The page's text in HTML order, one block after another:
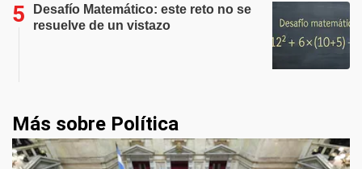
Desafío Matemático: este reto no se
resuelve de un vistazo
Más sobre Política